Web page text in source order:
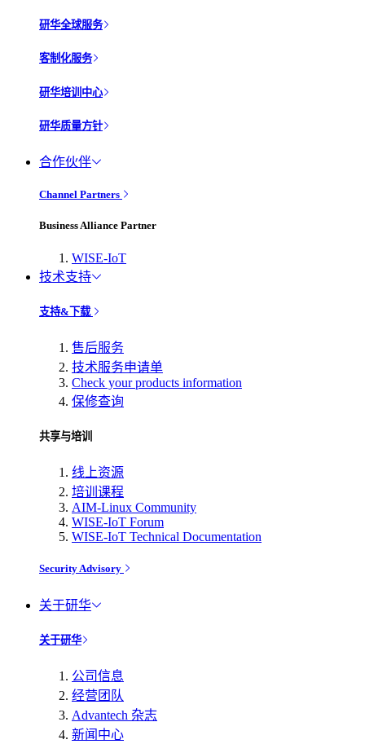
研华全球服务
客制化服务
研华培训中心
研华质量方针
合作伙伴
Channel Partners
Business Alliance Partner
WISE-IoT
技术支持
支持&下载
售后服务
技术服务申请单
Check your products information
保修查询
共享与培训
线上资源
培训课程
AIM-Linux Community
WISE-IoT Forum
WISE-IoT Technical Documentation
Security Advisory
关于研华
关于研华
公司信息
经营团队
Advantech 杂志
新闻中心